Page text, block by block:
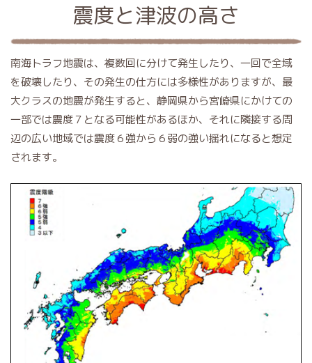
震度と津波の高さ
南海トラフ地震は、複数回に分けて発生したり、一回で全域
を破壊したり、その発生の仕方には多様性がありますが、最
大クラスの地震が発生すると、静岡県から宮崎県にかけての
一部では震度７となる可能性があるほか、それに隣接する周
辺の広い地域では震度６強から６弱の強い揺れになると想定
されます。